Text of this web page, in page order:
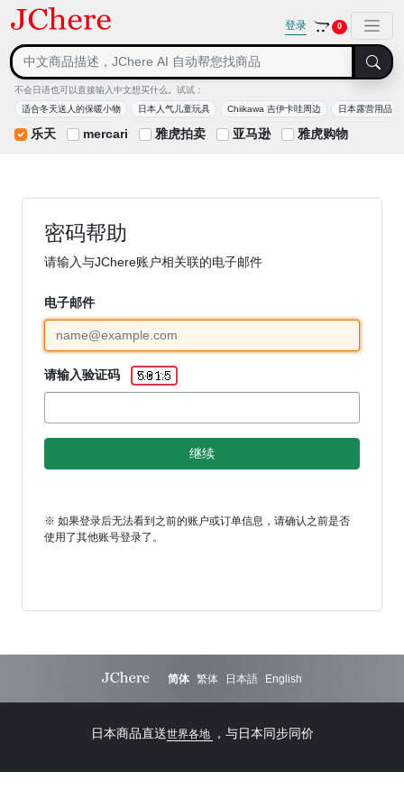
登录 0
不会日语也可以直接输入中文想买什么。试试：
适合冬天送人的保暖小物
日本人气儿童玩具 Chiikawa 吉伊卡哇周边 日本露营用品
乐天 mercari 雅虎拍卖 亚马逊 雅虎购物
密码帮助
请输入与JChere账户相关联的电子邮件
电子邮件
请输入验证码
※ 如果登录后无法看到之前的账户或订单信息，请确认之前是否
使用了其他账号登录了。
简体 繁体 日本語 English
日本商品直送世界各地 ，与日本同步同价